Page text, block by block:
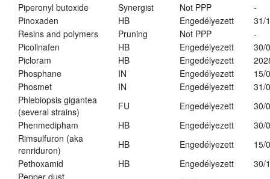
Piperonyl butoxide
Synergist Not PPP
-
Pinoxaden
HB Engedélyezett
31/
Resins and polymers
Pruning Not PPP
-
Picolinafen
HB Engedélyezett
30/
Picloram
HB Engedélyezett
Phosphane
IN Engedélyezett
15/
Phosmet
IN Engedélyezett
31/
Phlebiopsis gigantea
(several strains)
FU Engedélyezett
30/
Phenmedipham
HB Engedélyezett
30/
Rimsulfuron (aka
renriduron)
HB Engedélyezett
15/
Pethoxamid
HB Engedélyezett
30/